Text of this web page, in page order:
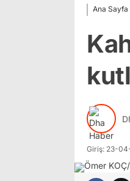
Ana Sayfa
Giriş: 23-